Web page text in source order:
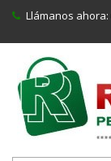
Llámanos ahora: